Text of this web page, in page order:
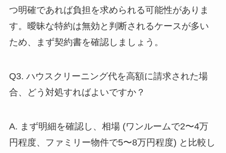
つ明確であれば負担を求められる可能性がありま
す。曖昧な特約は無効と判断されるケースが多い
ため、まず契約書を確認しましょう。
Q3. ハウスクリーニング代を高額に請求された場
合、どう対処すればよいですか？
A. まず明細を確認し、相場 (ワンルームで2〜4万
円程度、ファミリー物件で5〜8万円程度) と比較し